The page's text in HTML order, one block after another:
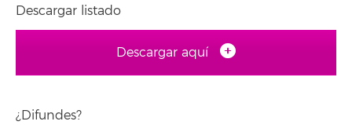
Descargar listado
Descargar aquí
¿Difundes?